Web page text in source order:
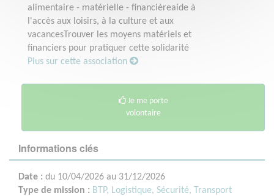
alimentaire - matérielle - financièreaide à
l'accès aux loisirs, à la culture et aux
vacancesTrouver les moyens matériels et
financiers pour pratiquer cette solidarité
Plus sur cette association
Je me porte
volontaire
Informations clés
Date : du 10/04/2026 au 31/12/2026
Type de mission : BTP, Logistique, Sécurité, Transport